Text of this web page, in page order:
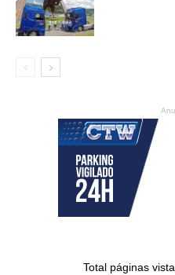
Total páginas